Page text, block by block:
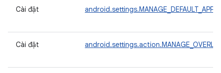
Cài đặt
Cài đặt